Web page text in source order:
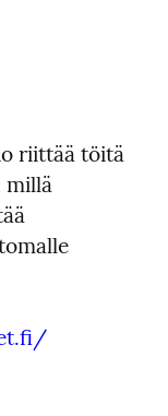
riittää töitä
millä